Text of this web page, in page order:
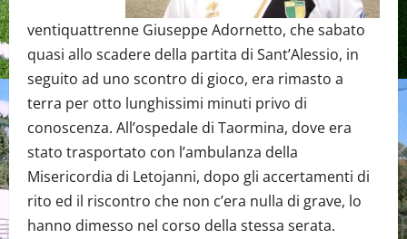
ventiquattrenne Giuseppe Adornetto, che sabato
quasi allo scadere della partita di Sant’Alessio, in
seguito ad uno scontro di gioco, era rimasto a
terra per otto lunghissimi minuti privo di
conoscenza. All’ospedale di Taormina, dove era
stato trasportato con l’ambulanza della
Misericordia di Letojanni, dopo gli accertamenti di
rito ed il riscontro che non c’era nulla di grave, lo
hanno dimesso nel corso della stessa serata.